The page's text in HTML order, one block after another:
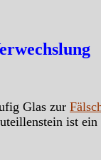
Glas zur
ist ein